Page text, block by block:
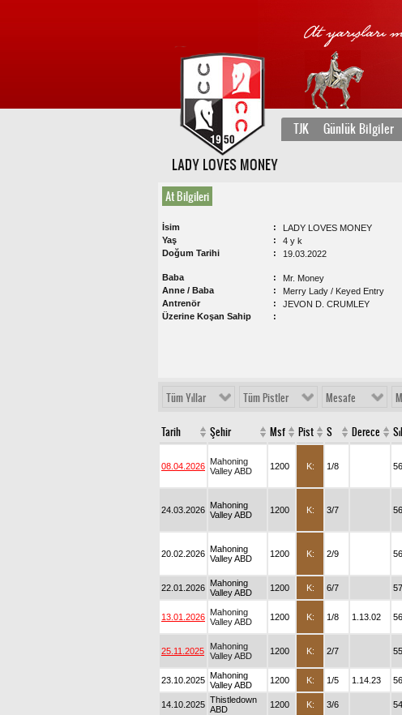
TJK Günlük Bilgiler
LADY LOVES MONEY
At Bilgileri
İsim
LADY LOVES MONEY
Yaş
4 y k
Doğum Tarihi
19.03.2022
Baba
Mr. Money
Anne / Baba
Merry Lady / Keyed Entry
Antrenör
JEVON D. CRUMLEY
Üzerine Koşan Sahip
Tüm Yıllar Tüm Pistler Mesafe
Tarih Şehir Msf Pist S Derece
08.04.2026 Mahoning
Valley ABD
1200 K: 1/8 56
24.03.2026 Mahoning
Valley ABD
1200 K: 3/7 56
20.02.2026 Mahoning
Valley ABD
1200 K: 2/9 56
22.01.2026 Mahoning
Valley ABD
1200 K: 6/7 57
13.01.2026 Mahoning
Valley ABD
1200 K: 1/8 1.13.02 56
25.11.2025
Mahoning
Valley ABD
1200 K: 2/7
23.10.2025 Mahoning
Valley ABD
1200 K: 1/5 1.14.23 56
14.10.2025 Thistledown
ABD
1200 K: 3/6 54